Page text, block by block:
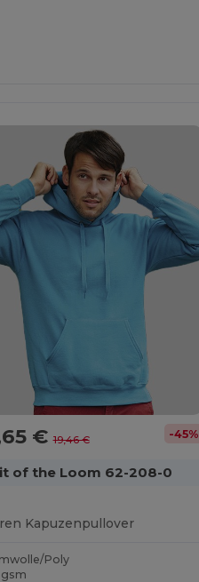
€19,46 € -45%
of the Loom 62-208-0
Kapuzenpullover
Poly